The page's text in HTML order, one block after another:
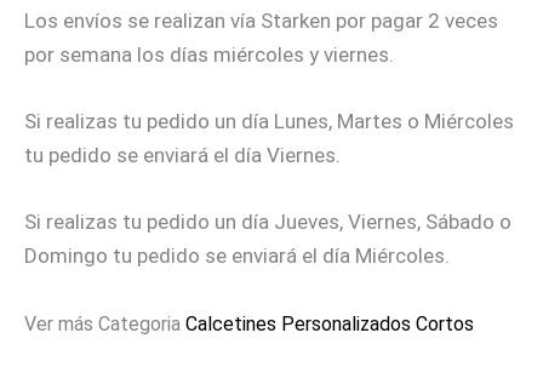
Los envíos se realizan vía Starken por pagar 2 veces
por semana los días miércoles y viernes.
Si realizas tu pedido un día Lunes, Martes o Miércoles
tu pedido se enviará el día Viernes.
Si realizas tu pedido un día Jueves, Viernes, Sábado o
Domingo tu pedido se enviará el día Miércoles.
Ver más Categoria Calcetines Personalizados Cortos